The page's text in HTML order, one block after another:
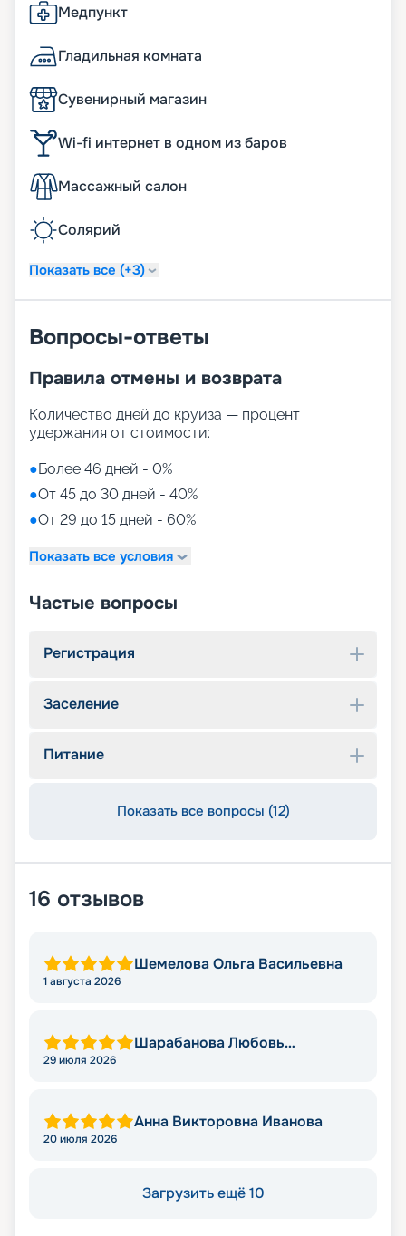
Медпункт
Гладильная комната
Сувенирный магазин
Wi-fi интернет в одном из баров
Массажный салон
Солярий
Показать все (+3)
Вопросы-ответы
Правила отмены и возврата
Количество дней до круиза — процент
удержания от стоимости:
●Более 46 дней - 0%
●От 45 до 30 дней - 40%
●От 29 до 15 дней - 60%
Показать все условия
Частые вопросы
Регистрация
Заселение
Питание
Показать все вопросы (12)
16 отзывов
Шемелова Ольга Васильевна
1 августа 2026
Шарабанова Любовь
29 июля 2026
Анна Викторовна Иванова
20 июля 2026
Загрузить ещё 10